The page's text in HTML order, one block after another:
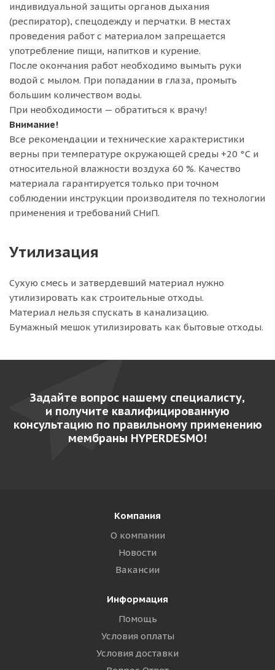
индивидуальной защиты органов дыхания
(респиратор), спецодежду и перчатки. В местах
проведения работ с материалом запрещается
употребление пищи, напитков и курение.
После окончания работ необходимо вымыть руки
водой с мылом. При попадании в глаза, промыть
большим количеством воды.
При необходимости — обратиться к врачу!
Внимание!
Все рекомендации и технические характеристики
верны при температуре окружающей среды +20 °С и
относительной влажности воздуха 60 %. Качество
материала гарантируется только при точном
соблюдении инструкции производителя по технологии
применения и требований СНиП.
Утилизация
Сухую смесь и затвердевший материал нужно
утилизировать как строительные отходы.
Материал нельзя спускать в канализацию.
Бумажный мешок утилизировать как бытовые отходы.
Задайте вопрос нашему специалисту,
и получите квалифицированную
консультацию по правильному применению
мембраны HYPERDESMO!
Компания
О компании
Новости
Вакансии
Информация
Помощь
Условия оплаты
Условия доставки